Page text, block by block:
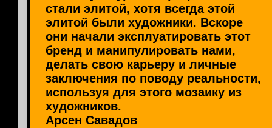
стали элитой, хотя всегда этой
элитой были художники. Вскоре
они начали эксплуатировать этот
бренд и манипулировать нами,
делать свою карьеру и личные
заключения по поводу реальности,
используя для этого мозаику из
художников.
Арсен Савадов